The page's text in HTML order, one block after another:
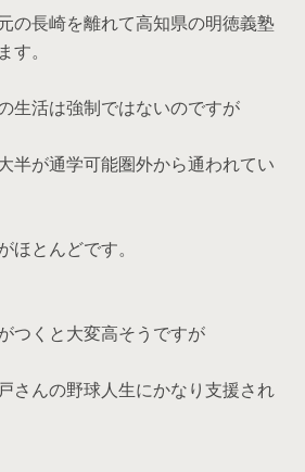
の長崎を離れて高知県の明徳義塾
す。
生活は強制ではないのですが
半が通学可能圏外から通われてい
ほとんどです。
つくと大変高そうですが
さんの野球人生にかなり支援され